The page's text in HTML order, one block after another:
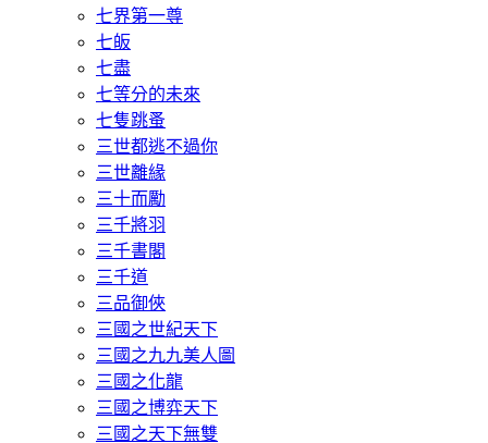
七界第一尊
七皈
七盡
七等分的未來
七隻跳蚤
三世都逃不過你
三世離緣
三十而勵
三千將羽
三千書閣
三千道
三品御俠
三國之世紀天下
三國之九九美人圖
三國之化龍
三國之博弈天下
三國之天下無雙